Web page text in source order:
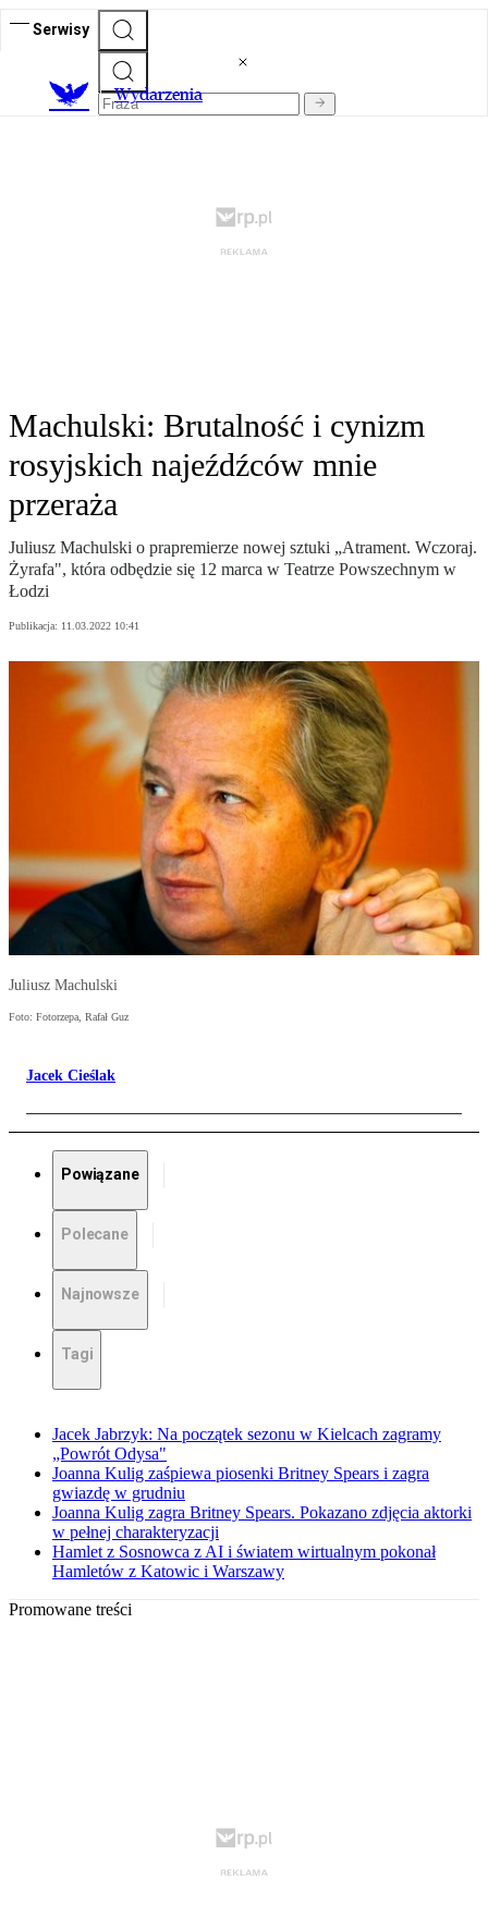
Serwisy
Wydarzenia
Machulski: Brutalność i cynizm
rosyjskich najeźdźców mnie
przeraża
Juliusz Machulski o prapremierze nowej sztuki „Atrament. Wczoraj.
Żyrafa", która odbędzie się 12 marca w Teatrze Powszechnym w
Łodzi
Publikacja: 11.03.2022 10:41
Juliusz Machulski
Foto: Fotorzepa, Rafał Guz
Jacek Cieślak
Powiązane
Polecane
Najnowsze
Tagi
Jacek Jabrzyk: Na początek sezonu w Kielcach zagramy
„Powrót Odysa"
Joanna Kulig zaśpiewa piosenki Britney Spears i zagra
gwiazdę w grudniu
Joanna Kulig zagra Britney Spears. Pokazano zdjęcia aktorki
w pełnej charakteryzacji
Hamlet z Sosnowca z AI i światem wirtualnym pokonał
Hamletów z Katowic i Warszawy
Promowane treści